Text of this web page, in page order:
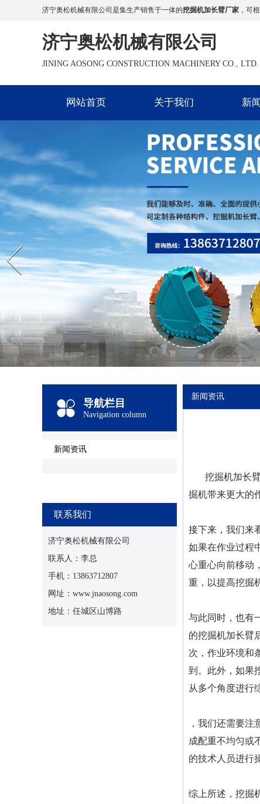
济宁奥松机械有限公司是集生产销售于一体的挖掘机加长臂厂家 ，可
济宁奥松机械有限公司
JINING AOSONG CONSTRUCTION MACHINERY CO., LTD.
网站首页 关于我们 新
Prev
导航栏目
Navigation column
新闻资讯
联系我们
济宁奥松机械有限公司
联系人：李总
手机：13863712807
网址：www.jnaosong.com
地址：任城区山博路
新闻资讯
挖掘机加长
掘机带来更大的
接下来，我们来
如果在作业过程
心重心向前移动
重，以提高挖掘
与此同时，也有
的挖掘机加长臂
次，作业环境和
到。此外，如果
从多个角度进行
，我们还需要
成配重不均匀或
的技术人员进行
综上所述，挖掘